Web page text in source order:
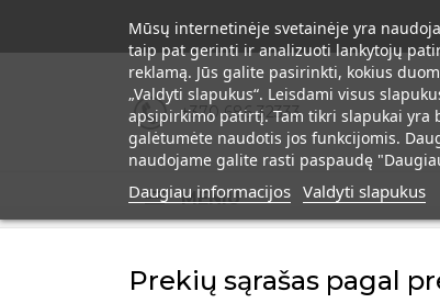
+370 686 32333
MENIU
Prekių sąrašas pagal
Mūsų internetinėje svetainėje yra
taip pat gerinti ir analizuoti lankytojų
reklamą. Jūs galite pasirinkti, kokius
„Valdyti slapukus“. Leisdami visus
apsipirkimo patirtį. Tam tikri slapukai yra
galėtumėte naudotis jos funkcijomis.
naudojame galite rasti paspaudę
Daugiau informacijos Valdyti slapukus